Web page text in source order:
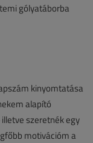
gólyatáborba
kinyomtatása
alapító
szeretnék egy
motivációm a